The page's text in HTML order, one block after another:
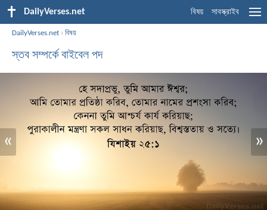
DailyVerses.net বিষয় সাবস্ক্রাইব
DailyVerses.net ›বিষয়
স্তব সম্পর্কে বাইবেল পদ
« »